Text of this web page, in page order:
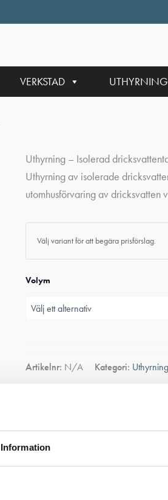
Information
VERKSTAD UTHYRNING
Uthyrning – Isolerad
Uthyrning av isolerade
utomhusförvaring av dricksvatten
Välj variant för att begära prisförslag.
Volym
Artikelnr: N/A Kategori: Uthyrning